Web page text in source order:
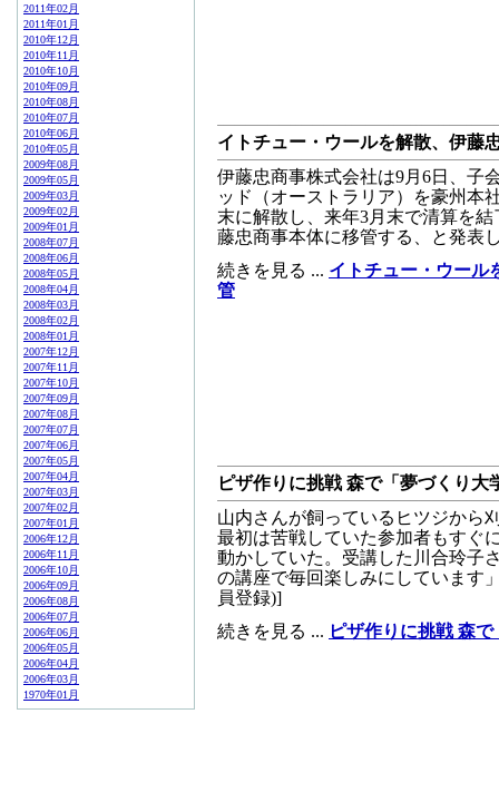
2011年02月
2011年01月
2010年12月
2010年11月
2010年10月
2010年09月
2010年08月
2010年07月
2010年06月
2010年05月
2009年08月
2009年05月
2009年03月
2009年02月
2009年01月
2008年07月
2008年06月
2008年05月
2008年04月
2008年03月
2008年02月
2008年01月
2007年12月
2007年11月
2007年10月
2007年09月
2007年08月
2007年07月
2007年06月
2007年05月
2007年04月
2007年03月
2007年02月
2007年01月
2006年12月
2006年11月
2006年10月
2006年09月
2006年08月
2006年07月
2006年06月
2006年05月
2006年04月
2006年03月
1970年01月
イトチュー・ウールを解散、伊藤
伊藤忠商事株式会社は9月6日、子
ッド（オーストラリア）を豪州本
末に解散し、来年3月末で清算を
藤忠商事本体に移管する、と発表
続きを見る ... イトチュー・ウール
管
ピザ作りに挑戦 森で「夢づくり大
山内さんが飼っているヒツジから
最初は苦戦していた参加者もすぐ
動かしていた。受講した川合玲子
の講座で毎回楽しみにしています
員登録)]
続きを見る ... ピザ作りに挑戦 森